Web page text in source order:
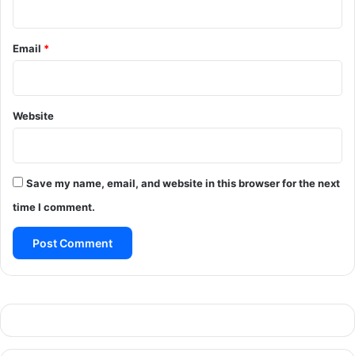
Email *
Website
Save my name, email, and website in this browser for the next
time I comment.